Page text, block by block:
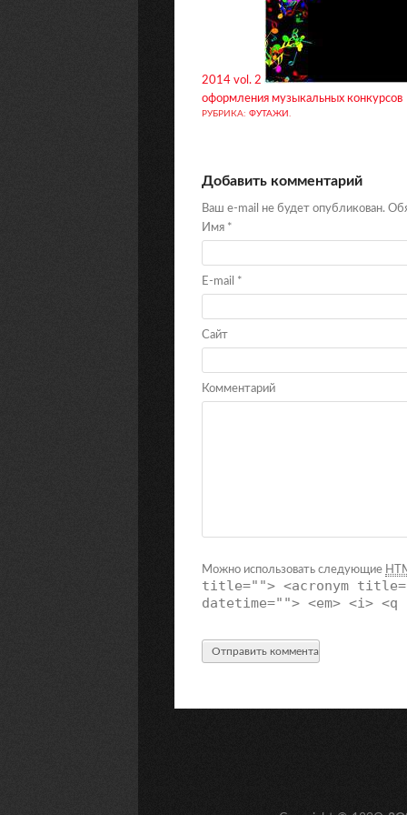
2014 vol. 2
оформления музыкальных конкурсов
РУБРИКА: ФУТАЖИ
Добавить комментарий
Ваш e-mail не будет опубликован.
Имя *
E-mail *
Сайт
Комментарий
Можно использовать следующие
title=""> <acronym
datetime=""> <em> <i>